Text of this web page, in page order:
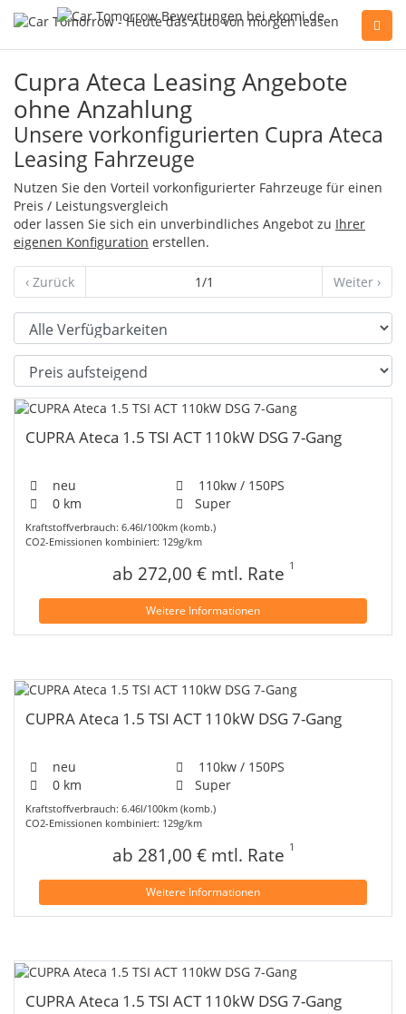
Cupra Ateca Leasing Angebote
ohne Anzahlung
Unsere vorkonfigurierten Cupra Ateca
Leasing Fahrzeuge
Nutzen Sie den Vorteil vorkonfigurierter Fahrzeuge für einen
Preis / Leistungsvergleich
oder lassen Sie sich ein unverbindliches Angebot zu Ihrer
eigenen Konfiguration erstellen.
‹ Zurück 1/1 Weiter ›
Verfügbarkeit
Sortierung
CUPRA Ateca 1.5 TSI ACT 110kW DSG 7-Gang
neu
110kw / 150PS
0 km
Super
Kraftstoffverbrauch: 6.46l/100km (komb.)
CO2-Emissionen kombiniert: 129g/km
ab 272,00 € mtl. Rate 1
Weitere Informationen
CUPRA Ateca 1.5 TSI ACT 110kW DSG 7-Gang
neu
110kw / 150PS
0 km
Super
Kraftstoffverbrauch: 6.46l/100km (komb.)
CO2-Emissionen kombiniert: 129g/km
ab 281,00 € mtl. Rate 1
Weitere Informationen
CUPRA Ateca 1.5 TSI ACT 110kW DSG 7-Gang
Sie haben Fragen, oder benötigen Hilfe?
Gerne beraten wir Sie persönlich am Telefon:
+49(0)89 74 83 59-10
Fahrzeug Konfigurator
Alle Hersteller
Kontakt